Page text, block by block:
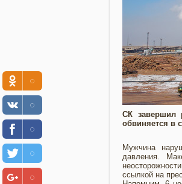
СК завершил
обвиняется в
Мужчина
давления.
ссылкой на